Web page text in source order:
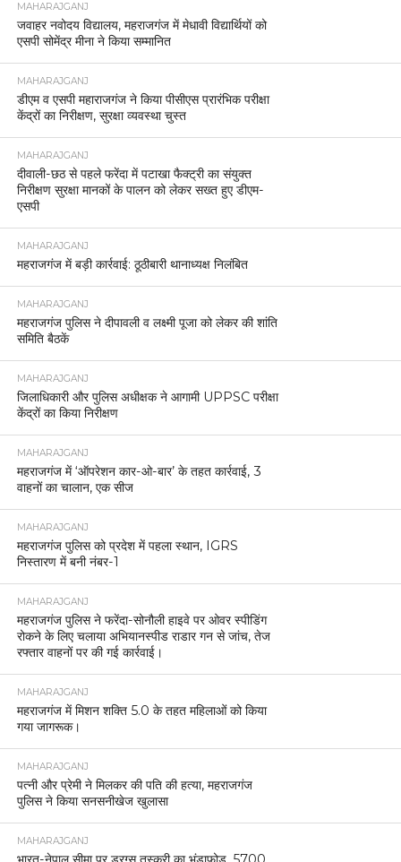
MAHARAJGANJ
जवाहर नवोदय विद्यालय, महराजगंज में मेधावी विद्यार्थियों को
एसपी सोमेंद्र मीना ने किया सम्मानित
MAHARAJGANJ
डीएम व एसपी महाराजगंज ने किया पीसीएस प्रारंभिक परीक्षा
केंद्रों का निरीक्षण, सुरक्षा व्यवस्था चुस्त
MAHARAJGANJ
दीवाली-छठ से पहले फरेंदा में पटाखा फैक्ट्री का संयुक्त
निरीक्षण सुरक्षा मानकों के पालन को लेकर सख्त हुए डीएम-
एसपी
MAHARAJGANJ
महराजगंज में बड़ी कार्रवाई: ठूठीबारी थानाध्यक्ष निलंबित
MAHARAJGANJ
महराजगंज पुलिस ने दीपावली व लक्ष्मी पूजा को लेकर की शांति
समिति बैठकें
MAHARAJGANJ
जिलाधिकारी और पुलिस अधीक्षक ने आगामी UPPSC परीक्षा
केंद्रों का किया निरीक्षण
MAHARAJGANJ
महराजगंज में ‘ऑपरेशन कार-ओ-बार’ के तहत कार्रवाई, 3
वाहनों का चालान, एक सीज
MAHARAJGANJ
महराजगंज पुलिस को प्रदेश में पहला स्थान, IGRS
निस्तारण में बनी नंबर-1
MAHARAJGANJ
महराजगंज पुलिस ने फरेंदा-सोनौली हाइवे पर ओवर स्पीडिंग
रोकने के लिए चलाया अभियानस्पीड राडार गन से जांच, तेज
रफ्तार वाहनों पर की गई कार्रवाई।
MAHARAJGANJ
महराजगंज में मिशन शक्ति 5.0 के तहत महिलाओं को किया
गया जागरूक।
MAHARAJGANJ
पत्नी और प्रेमी ने मिलकर की पति की हत्या, महराजगंज
पुलिस ने किया सनसनीखेज खुलासा
MAHARAJGANJ